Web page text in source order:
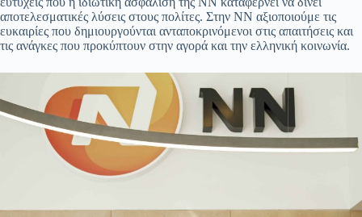
αποτελεσματικές λύσεις στους πολίτες. Στην ΝΝ αξιοποιούμε τις
ευκαιρίες που δημιουργούνται ανταποκρινόμενοι στις απαιτήσεις και
τις ανάγκες που προκύπτουν στην αγορά και την ελληνική κοινωνία.